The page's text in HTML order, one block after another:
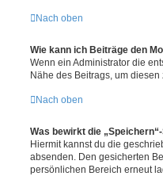
Nach oben
Wie kann ich Beiträge den
Wenn ein Administrator die
Nähe des Beitrags, um
Nach oben
Was bewirkt die
Hiermit kannst du die
absenden. Den gesicherten
persönlichen Bereich erneut